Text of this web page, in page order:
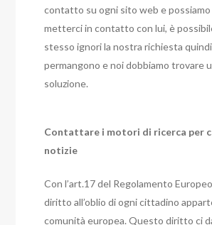
contatto su ogni sito web e
metterci in contatto con lui, è
stesso ignori la nostra richiesta
permangono e noi dobbiamo trovare
soluzione.
Contattare i motori di ricerca per
notizie
Con l’art.17 del Regolamento
diritto all’oblio di ogni cittadino
comunità europea. Questo diritto ci